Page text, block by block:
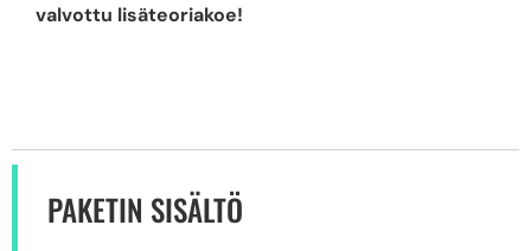
valvottu lisäteoriakoe!
PAKETIN SISÄLTÖ